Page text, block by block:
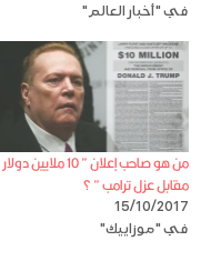
في "أخبار العالم"
من هو صاحب إعلان ” 10 ملايين دولار
مقابل عزل ترامب ” ؟
15/10/2017
في "موزاييك"